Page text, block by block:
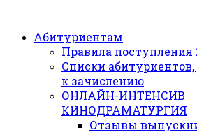
Абитуриентам
Правила поступления
Списки
к зачислению
ОНЛАЙН-ИНТЕНСИВ
КИНОДРАМАТУРГИЯ
Отзывы